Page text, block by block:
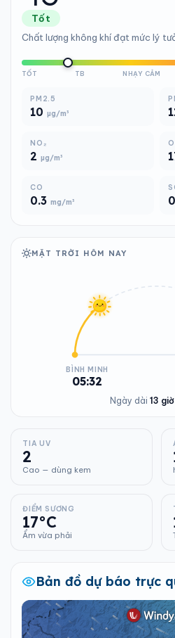
Tốt
Chất lượng không khí đạt mức lý
TỐT TB NHẠY CẢM
PM2.5
10 µg/m³
NO₂
2 µg/m³
CO
0.3 mg/m³ 0
MẶT TRỜI HÔM NAY
BÌNH MINH
05:32
Ngày dài 13
TIA UV
2
Cao — dùng kem
ĐIỂM SƯƠNG
17°C
Ẩm vừa phải
Bản đồ dự báo trực